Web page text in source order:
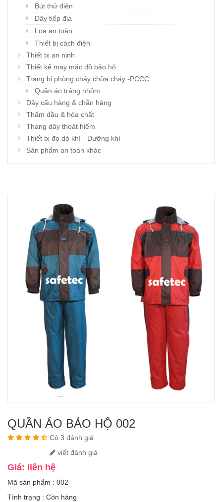
Bút thử điện
Dây tiếp địa
Loa an toàn
Thiết bị cách điện
Thiết bị an ninh
Thiết kế may mặc đồ bảo hộ
Trang bị phòng cháy chữa cháy -PCCC
Quần áo tráng nhôm
Dây cẩu hàng & chằn hàng
Thấm dầu & hóa chất
Thang dây thoát hiểm
Thiết bị đo dò khí - Dưỡng khí
Sản phẩm an toàn khác
QUẦN ÁO BẢO HỘ 002
Có 3 đánh giá
viết đánh giá
Giá: liên hệ
Mã sản phẩm : 002
Tình trạng : Còn hàng